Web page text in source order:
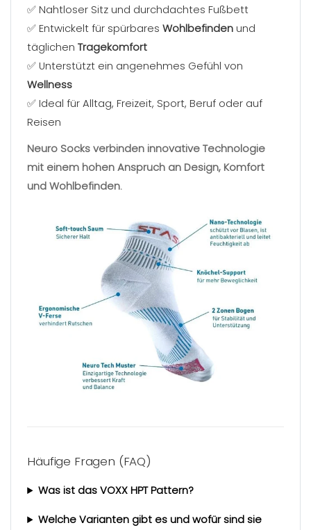
✅ Nahtloser Sitz und durchdachtes Fußbett
✅ Entwickelt für spürbaresWohlbefinden und
täglichenTragekomfort
✅ Unterstützt ein angenehmes Gefühl von
Wellness
✅ Ideal für Alltag, Freizeit, Sport, Beruf oder auf
Reisen
Neuro Socks verbinden innovative Technologie
mit einem hohen Anspruch an Design, Komfort
und Wohlbefinden.
Häufige Fragen (FAQ)
Was ist das VOXX HPT Pattern?
Welche Varianten gibt es und wofür sind sie